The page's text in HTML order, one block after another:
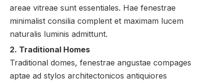
areae vitreae sunt essentiales. Hae fenestrae
minimalist consilia complent et maximam lucem
naturalis luminis admittunt.
2. Traditional Homes
Traditional domes, fenestrae angustae compages
aptae ad stylos architectonicos antiquiores